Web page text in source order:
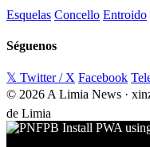
Esquelas Concello Entroido
Séguenos
𝕏 Twitter / X Facebook
© 2026 A Limia News ·
de Limia